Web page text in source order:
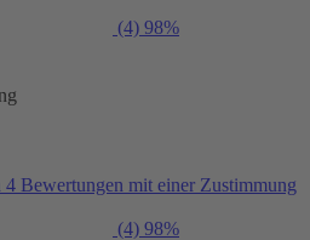
(4) 98%
4 Bewertungen mit einer Zustimmung
(4) 98%